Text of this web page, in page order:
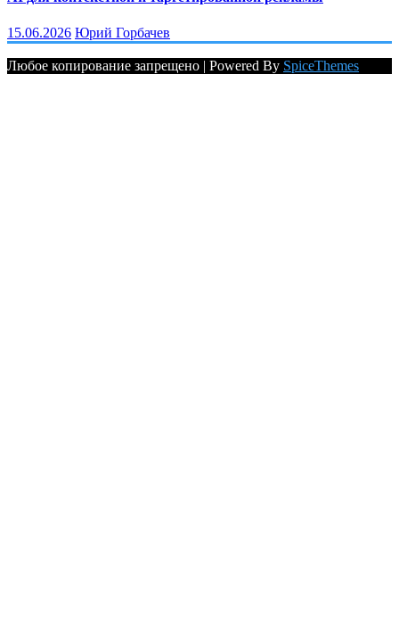
15.06.2026 Юрий Горбачев
Любое копирование запрещено | Powered By SpiceThemes